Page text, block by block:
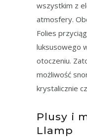
wszystkim z
atmosfery.
Folies
luksusowego
otoczeniu.
możliwość
krystalicznie
Plusy i
Llamp